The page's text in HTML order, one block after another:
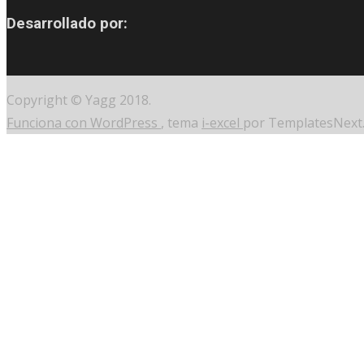
Desarrollado por:
Copyright © Yagg 2018.
Funciona con WordPress , tema i-excel por TemplatesNext.